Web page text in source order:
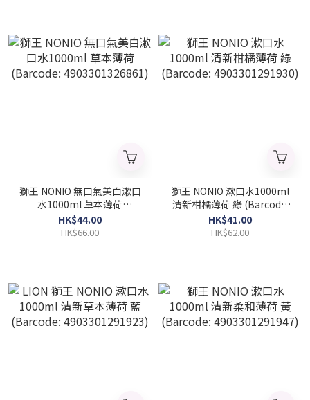
獅王 NONIO 無口氣美白漱口
水1000ml 草本薄荷
(Barcode: 4903301326861)
HK$44.00
HK$66.00
獅王 NONIO 漱口水1000ml
清新柑橘薄荷 綠 (Barcode:
4903301291930)
HK$41.00
HK$62.00